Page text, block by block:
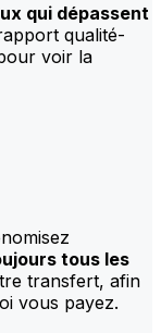
qui dépassent
qualité-
voir la
tous les
transfert, afin
vous payez.